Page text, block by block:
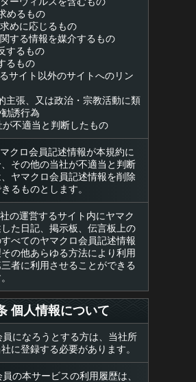
めるもの
めに応じるもの
する情報を媒介するもの
するもの
るもの
サイト以外のサイトへのリン
主張、又は政治・宗教活動に類
誘行為
が不適当と判断したもの
クロ会員記述情報が本規約に
その他の当社が不適当と判断
ヤマクロ会員記述情報を削除
るものとします。
の運営するサイト内にヤマク
た日記、掲示板、伝言板上の
べてのヤマクロ会員記述情報
の他あらゆる方法により利用
者に利用させることができる
個人情報について
員になろうとする方は、当社所
に登録する必要があります。
の本サービスの利用履歴は、